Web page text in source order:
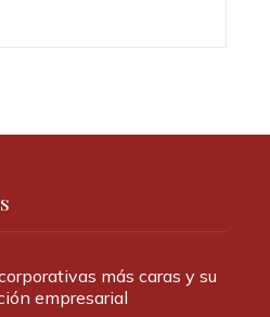
más caras y su
empresarial